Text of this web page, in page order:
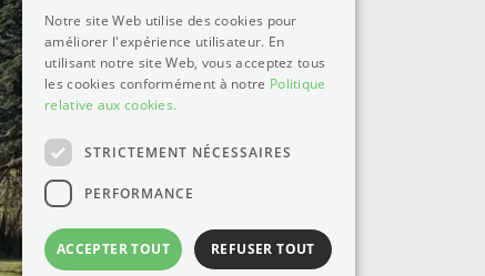
©2025 - Château des Janroux
Notre site Web utilise des cookies pour
améliorer l'expérience utilisateur. En
utilisant notre site Web, vous acceptez tous
les cookies conformément à notre Politique
relative aux cookies.
STRICTEMENT NÉCESSAIRES
PERFORMANCE
ACCEPTER TOUT REFUSER TOUT